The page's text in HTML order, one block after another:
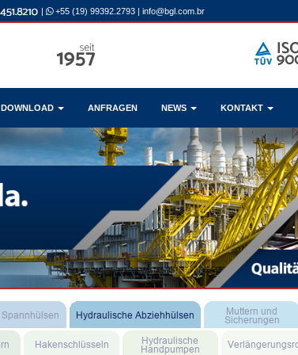
| +55 (19) 99392.2793 | info@bgl.com.br
DOWNLOAD ANFRAGEN NEWS KONTAKT